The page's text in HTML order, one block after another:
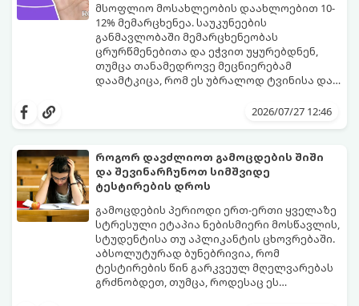
მსოფლიო მოსახლეობის დაახლოებით 10-
12% მემარცხენეა. საუკუნეების
განმავლობაში მემარცხენეობას
ცრურწმენებითა და ეჭვით უყურებდნენ,
თუმცა თანამედროვე მეცნიერებამ
დაამტკიცა, რომ ეს უბრალოდ ტვინისა და
ფაქტს იმის შესახებ, თუ როგორ მუშაობს
მათ ყოველდღიურ ცხოვრებაში.
2026/07/27 12:46
როგორ დავძლიოთ გამოცდების შიში
და შევინარჩუნოთ სიმშვიდე
ტესტირების დროს
გამოცდების პერიოდი ერთ-ერთი ყველაზე
სტრესული ეტაპია ნებისმიერი მოსწავლის,
სტუდენტისა თუ აპლიკანტის ცხოვრებაში.
აბსოლუტურად ბუნებრივია, რომ
ტესტირების წინ გარკვეულ მღელვარებას
გრძნობდეთ, თუმცა, როდესაც ეს